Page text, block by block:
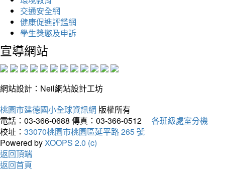
交通安全網
健康促進評鑑網
學生獎懲及申訴
宣導網站
網站設計：Neil網站設計工坊
桃園市建德國小全球資訊網 版權所有
電話：03-366-0688 傳真：03-366-0512
各班級處室分機
校址： 33070桃園市桃園區延平路 265 號
Powered byXOOPS 2.0 (c)
返回頂端
返回首頁